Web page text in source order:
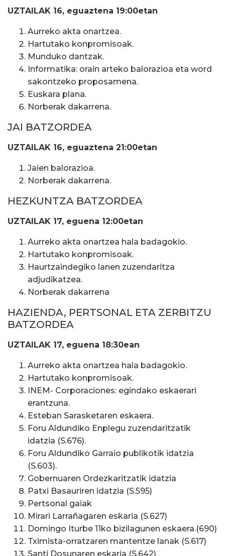
UZTAILAK 16, eguaztena 19:00etan
Aurreko akta onartzea.
Hartutako konpromisoak.
Munduko dantzak.
Informatika: orain arteko balorazioa eta word
sakontzeko proposamena.
Euskara plana.
Norberak dakarrena.
JAI BATZORDEA
UZTAILAK 16, eguaztena 21:00etan
Jaien balorazioa.
Norberak dakarrena.
HEZKUNTZA BATZORDEA
UZTAILAK 17, eguena 12:00etan
Aurreko akta onartzea hala badagokio.
Hartutako konpromisoak.
Haurtzaindegiko lanen zuzendaritza
adjudikatzea.
Norberak dakarrena
HAZIENDA, PERTSONAL ETA ZERBITZU
BATZORDEA
UZTAILAK 17, eguena 18:30ean
Aurreko akta onartzea hala badagokio.
Hartutako konpromisoak.
INEM- Corporaciones: egindako eskaerari
erantzuna.
Esteban Sarasketaren eskaera.
Foru Aldundiko Enplegu zuzendaritzatik
idatzia (S.676).
Foru Aldundiko Garraio publikotik idatzia
(S.603).
Gobernuaren Ordezkaritzatik idatzia
Patxi Basauriren idatzia (S.595)
Pertsonal gaiak
Mirari Larrañagaren eskaria (S.627)
Domingo Iturbe 11ko bizilagunen eskaera.(690)
Tximista-orratzaren mantentze lanak (S.617)
Santi Dosunaren eskaria (S.642)